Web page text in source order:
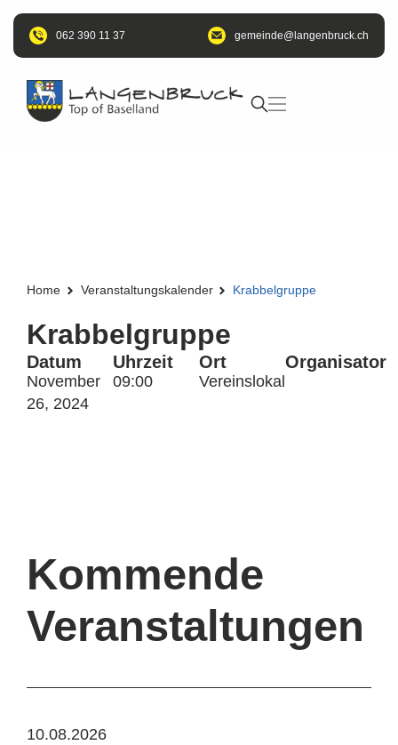
062 390 11 37 hc.kcurbnegnal
@edniemeg
Home Veranstaltungskalender Krabbelgruppe
Krabbelgruppe
Datum
November
26, 2024
Uhrzeit
09:00
Ort
Vereinslokal
Organisator
Kommende
Veranstaltungen
10.08.2026